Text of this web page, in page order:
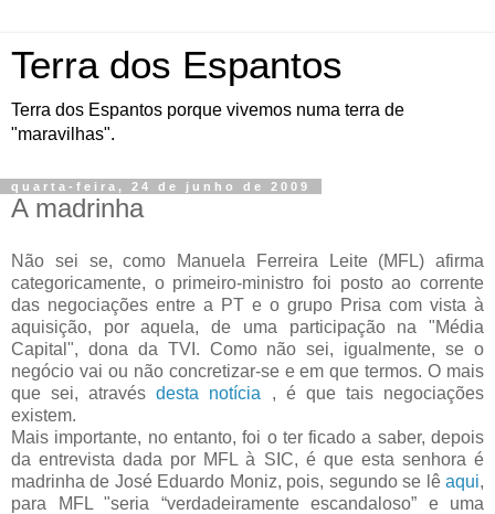
Terra dos Espantos
Terra dos Espantos porque vivemos numa terra de
"maravilhas".
quarta-feira, 24 de junho de 2009
A madrinha
Não sei se, como Manuela Ferreira Leite (MFL) afirma
categoricamente, o primeiro-ministro foi posto ao corrente
das negociações entre a PT e o grupo Prisa com vista à
aquisição, por aquela, de uma participação na "Média
Capital", dona da TVI. Como não sei, igualmente, se o
negócio vai ou não concretizar-se e em que termos. O mais
que sei, atravésdesta notícia , é que tais negociações
existem.
Mais importante, no entanto, foi o ter ficado a saber, depois
da entrevista dada por MFL à SIC, é que esta senhora é
madrinha de José Eduardo Moniz, pois, segundo se lê aqui,
para MFL "seria “verdadeiramente escandaloso” e uma